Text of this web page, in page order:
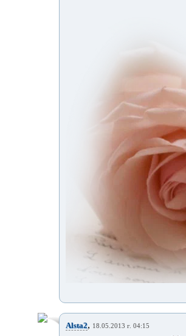
Alsta2, 18.05.2013 г. 04:15